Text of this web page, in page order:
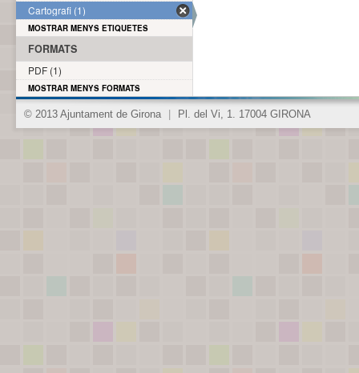
Cartografi (1)
MOSTRAR MENYS ETIQUETES
FORMATS
PDF (1)
MOSTRAR MENYS FORMATS
© 2013 Ajuntament de Girona Pl. del Vi, 1. 17004 GIRONA